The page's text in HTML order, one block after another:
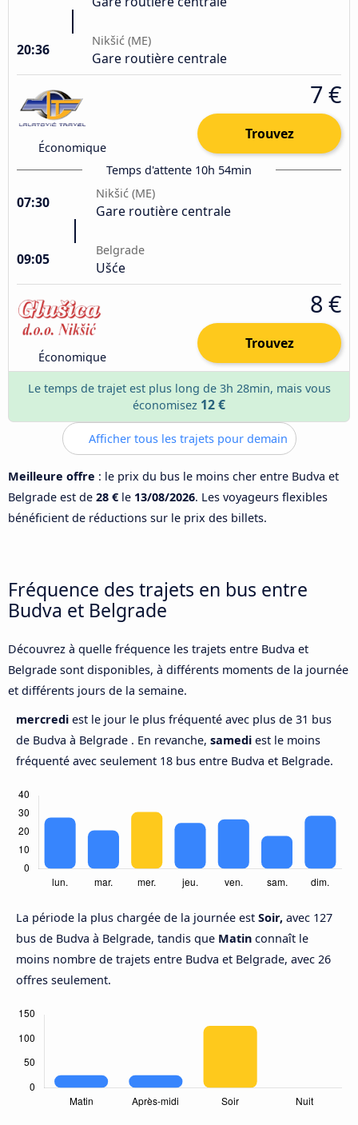
20:36
Nikšić (ME)
Gare routière centrale
Économique
7 €
Trouvez
Temps d'attente 10h 54min
07:30
Nikšić (ME)
Gare routière centrale
09:05
Belgrade
Ušće
Économique
8 €
Trouvez
Le temps de trajet est plus long de 3h 28min, mais vous
économisez 12 €
Afficher tous les trajets pour demain
Meilleure offre : le prix du bus le moins cher entre Budva et
Belgrade est de 28 € le 13/08/2026. Les voyageurs flexibles
bénéficient de réductions sur le prix des billets.
Fréquence des trajets en bus entre
Budva et Belgrade
Découvrez à quelle fréquence les trajets entre Budva et
Belgrade sont disponibles, à différents moments de la journée
et différents jours de la semaine.
mercredi est le jour le plus fréquenté avec plus de 31 bus
de Budva à Belgrade . En revanche, samedi est le moins
fréquenté avec seulement 18 bus entre Budva et Belgrade.
La période la plus chargée de la journée est Soir, avec 127
bus de Budva à Belgrade, tandis que Matin connaît le
moins nombre de trajets entre Budva et Belgrade, avec 26
offres seulement.